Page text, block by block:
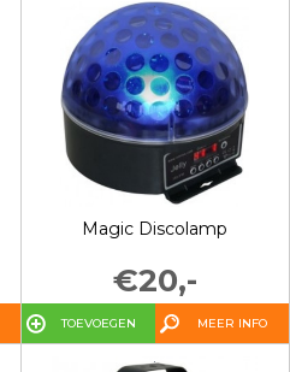
Magic Discolamp
€20,-
TOEVOEGEN MEER INFO